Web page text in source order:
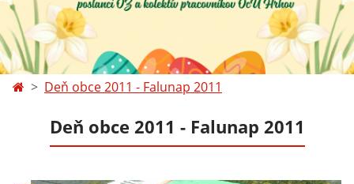
Deň obce 2011 - Falunap 2011
Deň obce 2011 - Falunap 2011